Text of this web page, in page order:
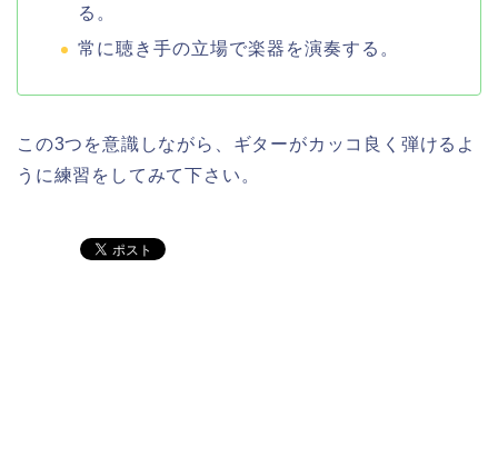
る。
常に聴き手の立場で楽器を演奏する。
この3つを意識しながら、ギターがカッコ良く弾けるよ
うに練習をしてみて下さい。